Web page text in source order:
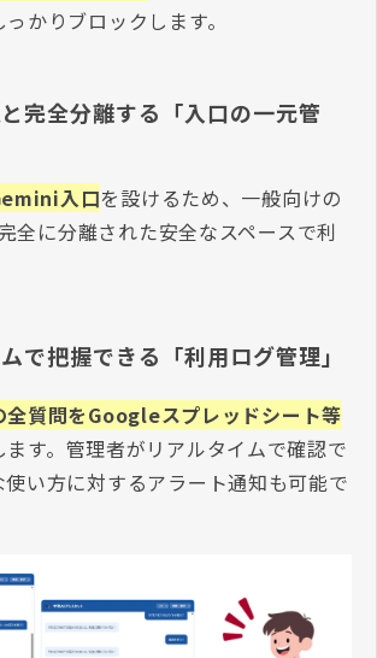
かりブロックします。
完全分離する「入口の一元管
入口を設けるため、一般向けの
全に分離された安全なスペースで利
で把握できる「利用ログ管理」
全質問をGoogleスプレッドシート等
ます。管理者がリアルタイムで確認で
使い方に対するアラート通知も可能で